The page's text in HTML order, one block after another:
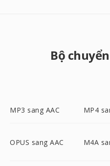
Bộ
MP3 sang AAC MP4
OPUS sang AAC M4A